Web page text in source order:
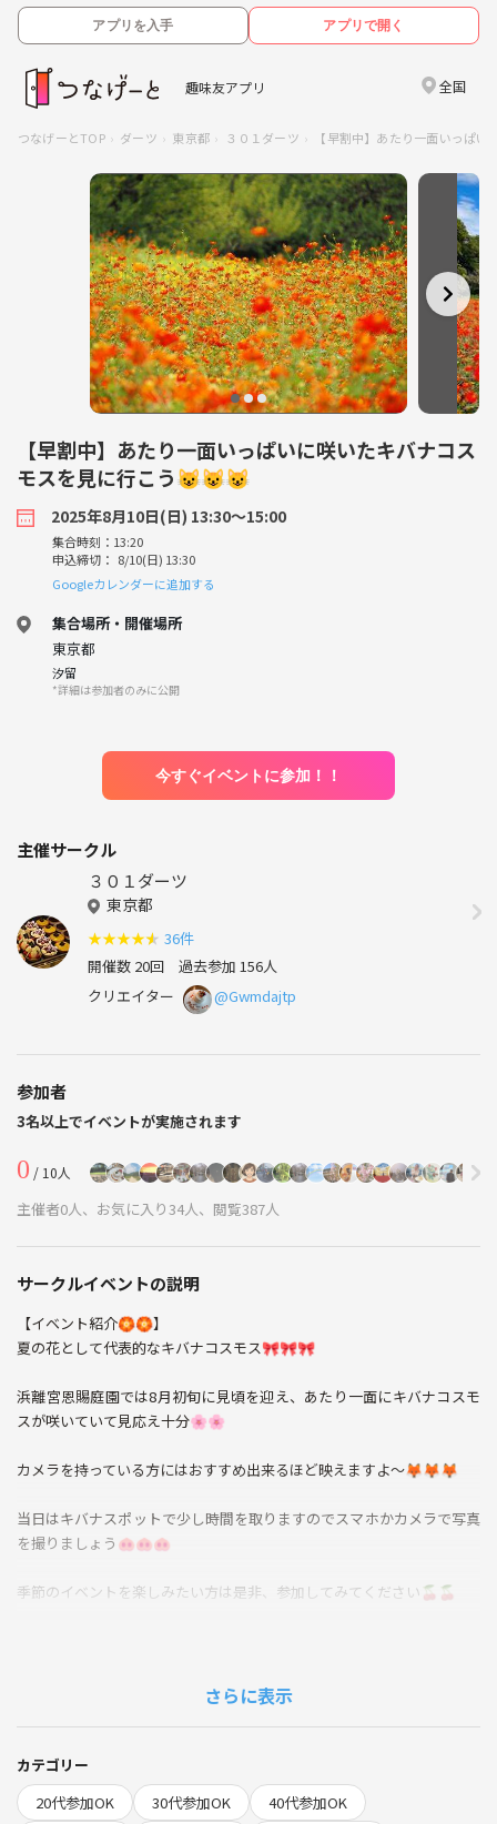
アプリを入手 アプリで開く
趣味友アプリ 全国
つなげーとTOP ダーツ 東京都 ３０１ダーツ 【早割中】あたり一面いっぱ
【早割中】あたり一面いっぱいに咲いたキバナコス
モスを見に行こう😺😺😺
2025年8月10日(日) 13:30〜15:00
集合時刻：13:20
申込締切： 8/10(日) 13:30
Googleカレンダーに追加する
集合場所・開催場所
東京都
汐留
*詳細は参加者のみに公開
今すぐイベントに参加！！
主催サークル
３０１ダーツ
東京都
★★★★★ 36件
開催数 20回 過去参加 156人
クリエイター
@Gwmdajtp
参加者
3名以上でイベントが実施されます
0 / 10人
主催者0人、お気に入り34人、閲覧387人
サークルイベントの説明
【イベント紹介🏵️🏵️】
夏の花として代表的なキバナコスモス🎀🎀🎀
浜離宮恩賜庭園では8月初旬に見頃を迎え、あたり一面にキバナコスモ
スが咲いていて見応え十分🌸🌸
カメラを持っている方にはおすすめ出来るほど映えますよ〜🦊🦊🦊
当日はキバナスポットで少し時間を取りますのでスマホかカメラで写真
を撮りましょう🐽🐽🐽
季節のイベントを楽しみたい方は是非、参加してみてください🍒🍒
大雨→中止
【禁止事項】
さらに表示
カテゴリー
20代参加OK
30代参加OK
40代参加OK